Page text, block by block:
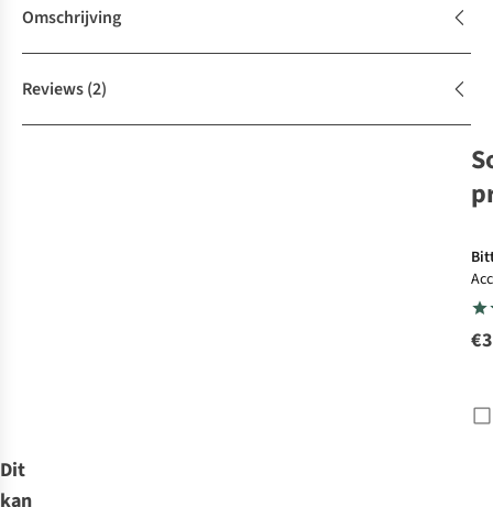
Omschrijving
Reviews(2)
Dit
kan